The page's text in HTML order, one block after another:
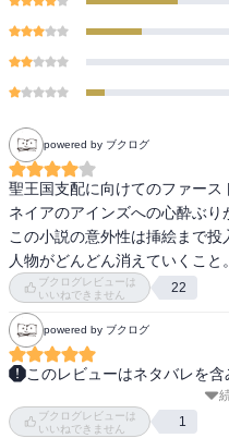
powered by ブクログ
聖王国支配に向けてのファース
ネイアのアインズへの心酔ぶり
この小説の意外性は挿絵まで
人物がどんどん消えていくこと。
ブクログレビューは
いいねできません
22
powered by ブクログ
このレビューはネタバレを含
劇場版は視聴済み。でも本書
半を観る予定。この「聖王国
ブクログレビューは
いいねできません
1